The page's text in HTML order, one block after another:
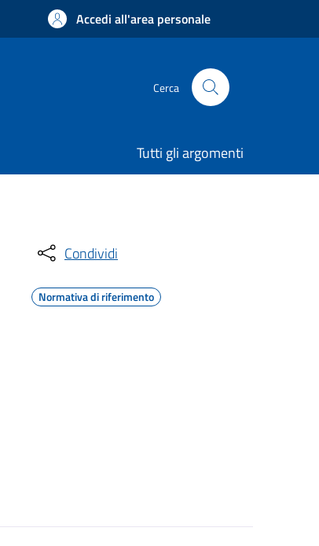
Accedi all'area personale
Cerca
Tutti gli argomenti
Condividi
Normativa di riferimento